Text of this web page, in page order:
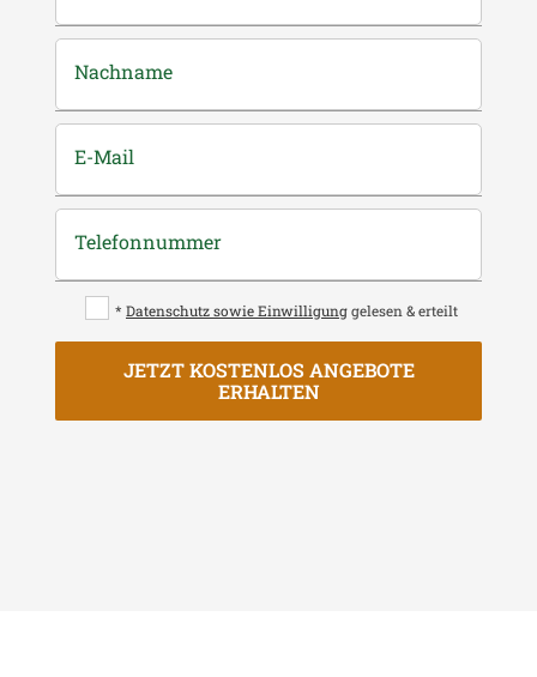
Nachname
E-Mail
Telefonnummer
* Datenschutz sowie Einwilligung gelesen & erteilt
JETZT KOSTENLOS ANGEBOTE
ERHALTEN